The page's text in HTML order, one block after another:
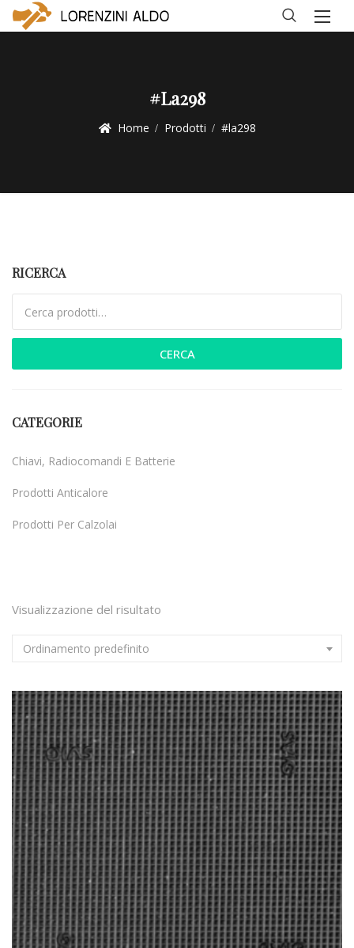
#la298
Home Prodotti #la298
RICERCA
CERCA
CATEGORIE
Chiavi, Radiocomandi E Batterie
Prodotti Anticalore
Prodotti Per Calzolai
Visualizzazione del risultato
Ordinamento predefinito